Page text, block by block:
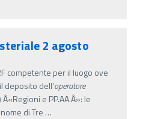
2 agosto
competente per il luogo ove
deposito dell'operatore
e PP.AA.Â»: le
di Tre …